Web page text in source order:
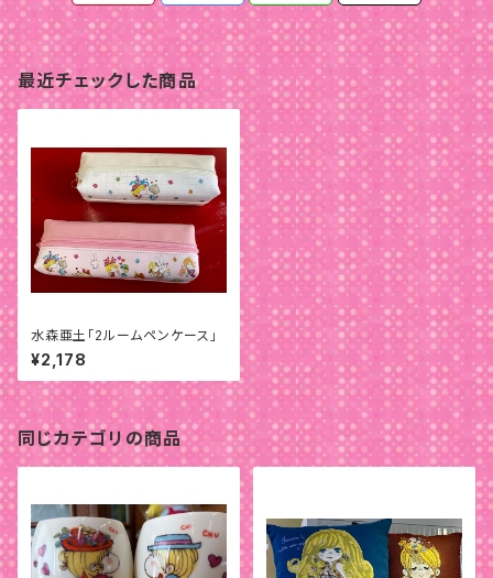
最近チェックした商品
水森亜土「2ルームペンケース」
¥2,178
同じカテゴリの商品